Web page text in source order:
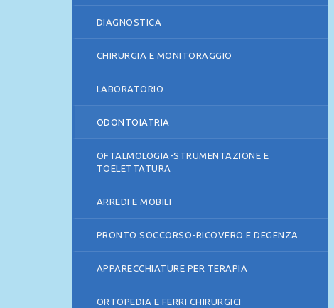
DIAGNOSTICA
CHIRURGIA E MONITORAGGIO
LABORATORIO
ODONTOIATRIA
OFTALMOLOGIA-STRUMENTAZIONE E
TOELETTATURA
ARREDI E MOBILI
PRONTO SOCCORSO-RICOVERO E DEGENZA
APPARECCHIATURE PER TERAPIA
ORTOPEDIA E FERRI CHIRURGICI